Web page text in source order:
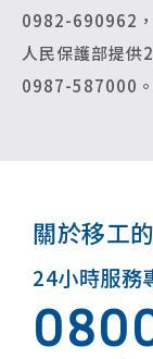
0982-690962
人民保護部提
0987-587000。
關於移工
24小時服務